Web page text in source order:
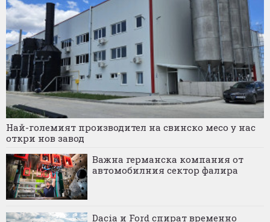
Най-големият производител на свинско месо у нас
откри нов завод
Важна германска компания от
автомобилния сектор фалира
Dacia и Ford спират временно